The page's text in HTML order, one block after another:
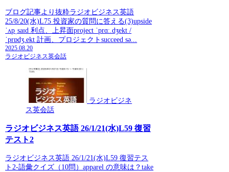
ブログ記事より抜粋ラジオビジネス英語
25/8/20(水)L75 投資家の質問に答える(3)upside
ˈʌpˌsaɪd 利点、上昇面project ˈprɑː.dʒekt /
ˈprɒdʒ.ekt 計画、プロジェクトsucceed sə...
2025.08.20
ラジオビジネス英会話
ラジオビジネ
ス英会話
ラジオビジネス英語 26/1/21(水)L59 復習
テスト2
ラジオビジネス英語 26/1/21(水)L59 復習テス
ト2-語彙クイズ（10問）apparel の意味は？take